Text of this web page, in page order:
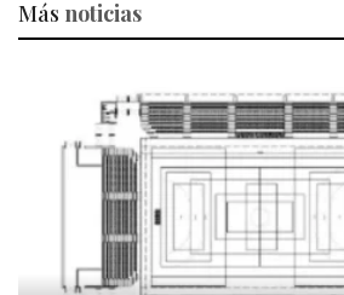
Más noticias